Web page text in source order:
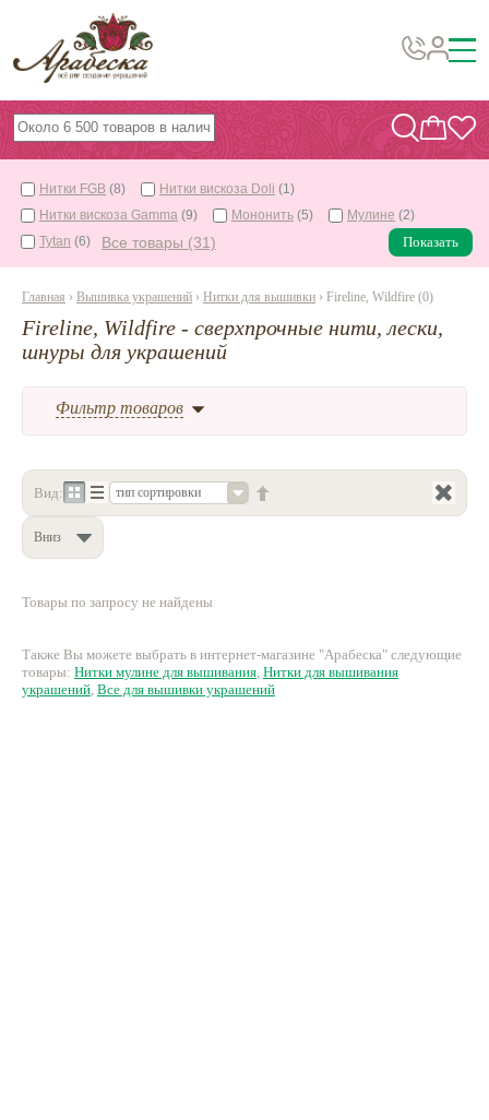
Бусины, подвески, декор
Бисер
Вышивка украшений
Фурнитура
Инструменты и материалы
Эпоксидная смола
Шнуры, ленты, нитки
По темам и сезонам
Бисер TOHO
Нетемнеющая фурнитура
Всё для вышивки
Проволока
Каталог
Нитки FGB (8) Нитки вискоза Doli (1)
Нитки вискоза Gamma (9) Мононить (5) Мулине (2)
Tytan (6) Все товары (31) Показать
Главная › Вышивка украшений › Нитки для вышивки › Fireline, Wildfire (0)
Fireline, Wildfire - сверхпрочные нити, лески,
шнуры для украшений
Фильтр товаров
Вид: тип сортировки
Вниз
Товары по запросу не найдены
Также Вы можете выбрать в интернет-магазине "Арабеска" следующие
товары: Нитки мулине для вышивания, Нитки для вышивания
украшений, Все для вышивки украшений